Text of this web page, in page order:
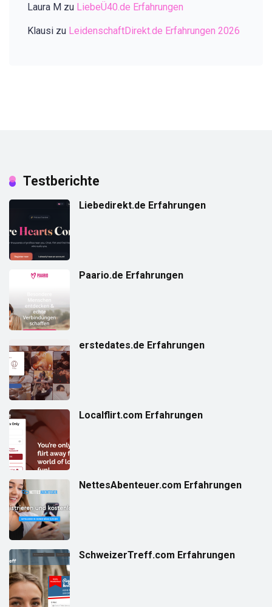
Laura M zu LiebeÜ40.de Erfahrungen
Klausi zu LeidenschaftDirekt.de Erfahrungen 2026
Testberichte
Liebedirekt.de Erfahrungen
Paario.de Erfahrungen
erstedates.de Erfahrungen
Localflirt.com Erfahrungen
NettesAbenteuer.com Erfahrungen
SchweizerTreff.com Erfahrungen